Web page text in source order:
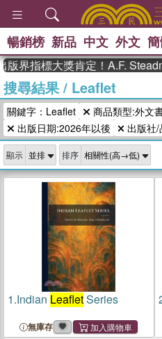
、
繡 、
李登
、 偉
群喵
暢銷榜 新品 中文 外文
界指標大獎肯定！A.F.
搜尋結果/ Leaflet
關鍵字：Leaflet
商品類型:外文
出版日期:2026年以後
出版社/
顯示 排序
1.Indian LeafletSeries
無庫存